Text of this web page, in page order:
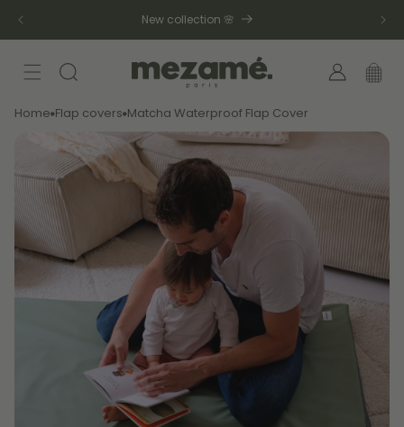
New collection 🌸
Log
in
Cart
Home Flap covers Matcha Waterproof Flap Cover
Skip to
product
information